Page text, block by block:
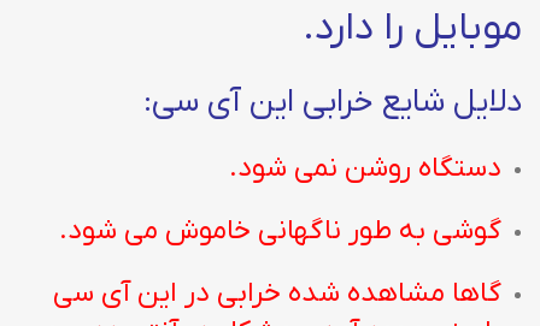
موبایل را دارد.
دلایل شایع خرابی این آی سی:
دستگاه روشن نمی شود.
گوشی به طور ناگهانی خاموش می شود.
گاها مشاهده شده خرابی در این آی سی